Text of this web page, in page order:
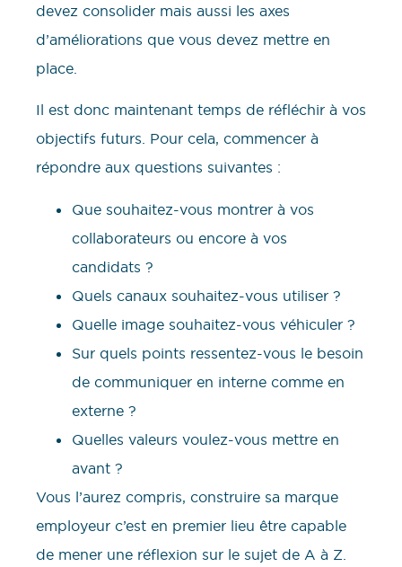
devez consolider mais aussi les axes
d’améliorations que vous devez mettre en
place.
Il est donc maintenant temps de réfléchir à vos
objectifs futurs. Pour cela, commencer à
répondre aux questions suivantes :
Que souhaitez-vous montrer à vos
collaborateurs ou encore à vos
candidats ?
Quels canaux souhaitez-vous utiliser ?
Quelle image souhaitez-vous véhiculer ?
Sur quels points ressentez-vous le besoin
de communiquer en interne comme en
externe ?
Quelles valeurs voulez-vous mettre en
avant ?
Vous l’aurez compris, construire sa marque
employeur c’est en premier lieu être capable
de mener une réflexion sur le sujet de A à Z.